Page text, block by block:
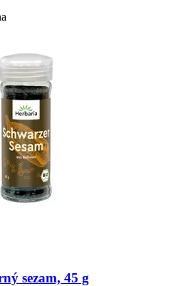
sezam, 45 g